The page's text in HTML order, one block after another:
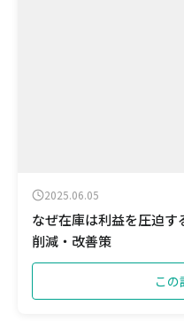
2025.06.05
なぜ在庫は利益を圧迫す
削減・改善策
この